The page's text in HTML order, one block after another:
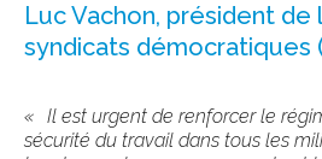
Luc Vachon, président de
syndicats démocratiques
« Il est urgent de renforcer le
sécurité du travail dans tous les